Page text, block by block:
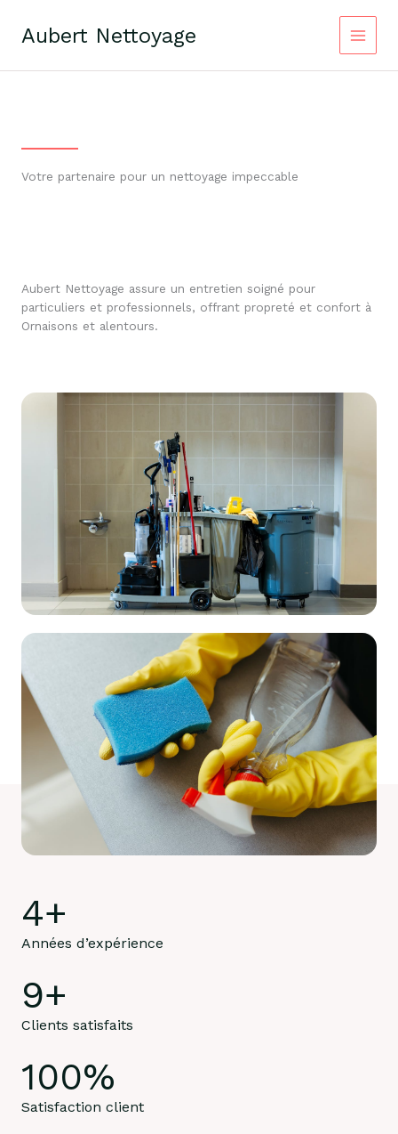
contenuAubert Nettoyage
Votre partenaire pour un nettoyage impeccable
Aubert Nettoyage assure un entretien soigné pour
particuliers et professionnels, offrant propreté et confort à
Ornaisons et alentours.
4+
Années d’expérience
9+
Clients satisfaits
100%
Satisfaction client